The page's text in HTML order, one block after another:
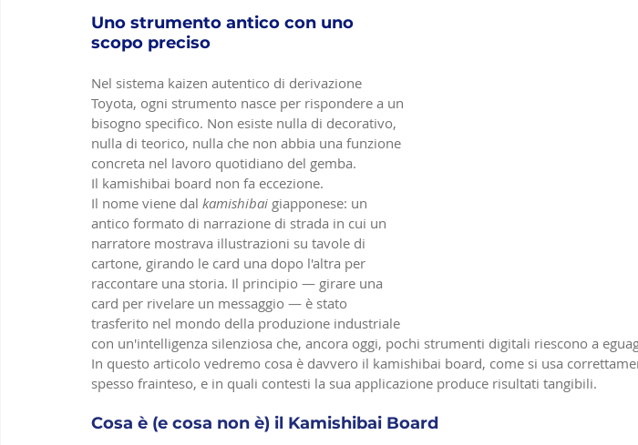
Uno strumento antico con uno
scopo preciso
Nel sistema kaizen autentico di derivazione
Toyota, ogni strumento nasce per rispondere a un
bisogno specifico. Non esiste nulla di decorativo,
nulla di teorico, nulla che non abbia una funzione
concreta nel lavoro quotidiano del gemba.
Il kamishibai board non fa eccezione.
Il nome viene dal kamishibai giapponese: un
antico formato di narrazione di strada in cui un
narratore mostrava illustrazioni su tavole di
cartone, girando le card una dopo l'altra per
raccontare una storia. Il principio — girare una
card per rivelare un messaggio — è stato
trasferito nel mondo della produzione industriale
con un'intelligenza silenziosa che, ancora oggi, pochi strumenti digitali riescono a
In questo articolo vedremo cosa è davvero il kamishibai board, come si usa
spesso frainteso, e in quali contesti la sua applicazione produce risultati tangibili.
Cosa è (e cosa non è) il Kamishibai Board